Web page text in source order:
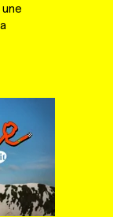
une